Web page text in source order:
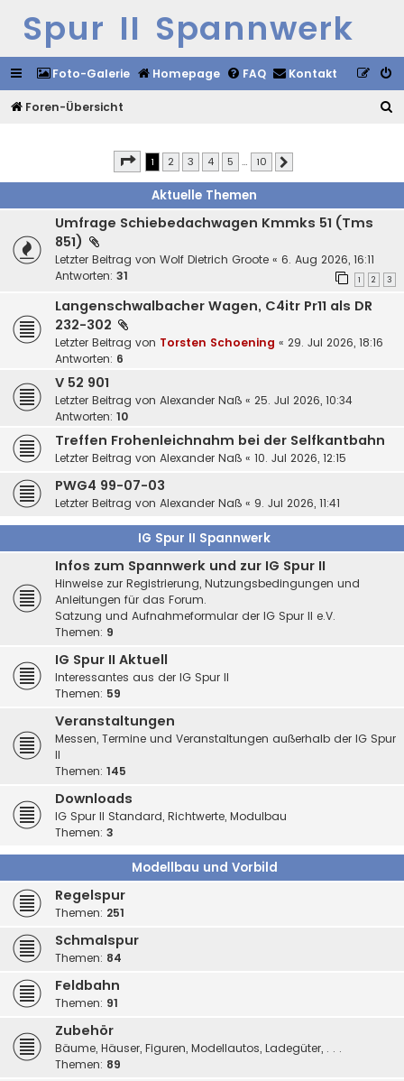
Spur II Spannwerk
Foto-Galerie Homepage FAQ Kontakt
Foren-Übersicht
Seite von10
1 2 3 4 5 … 10
Aktuelle Themen
Umfrage Schiebedachwagen Kmmks 51 (Tms
851)
Letzter Beitrag von Wolf Dietrich Groote « 6. Aug 2026, 16:11
Antworten: 31 1 2 3
Langenschwalbacher Wagen, C4itr Pr11 als DR
232-302
Letzter Beitrag von Torsten Schoening « 29. Jul 2026, 18:16
Antworten: 6
V 52 901
Letzter Beitrag von Alexander Naß « 25. Jul 2026, 10:34
Antworten: 10
Treffen Frohenleichnahm bei der Selfkantbahn
Letzter Beitrag von Alexander Naß « 10. Jul 2026, 12:15
PWG4 99-07-03
Letzter Beitrag von Alexander Naß « 9. Jul 2026, 11:41
IG Spur II Spannwerk
Infos zum Spannwerk und zur IG Spur II
Hinweise zur Registrierung, Nutzungsbedingungen und
Anleitungen für das Forum.
Satzung und Aufnahmeformular der IG Spur II e.V.
Themen: 9
IG Spur II Aktuell
Interessantes aus der IG Spur II
Themen: 59
Veranstaltungen
Messen, Termine und Veranstaltungen außerhalb der IG Spur
II
Themen: 145
Downloads
IG Spur II Standard, Richtwerte, Modulbau
Themen: 3
Modellbau und Vorbild
Regelspur
Themen: 251
Schmalspur
Themen: 84
Feldbahn
Themen: 91
Zubehör
Bäume, Häuser, Figuren, Modellautos, Ladegüter, . . .
Themen: 89